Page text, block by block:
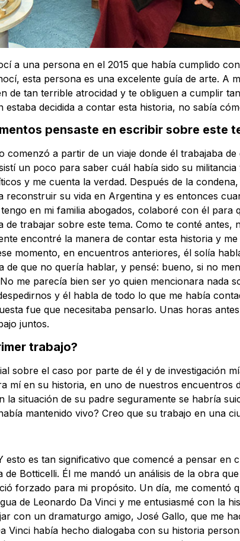
a una persona en el 2015 que había cumplido
esta persona es una excelente guía de arte. A
de tan terrible atrocidad y te obliguen a cumplir
estaba decidida a contar esta historia, no sabía
pensaste en escribir sobre este
comenzó a partir de un viaje donde él trabajaba
un poco para saber cuál había sido su
y me cuenta la verdad. Después de la
reconstruir su vida en Argentina y es entonces
en mi familia abogados, colaboré con él para
de trabajar sobre este tema. Como te conté
encontré la manera de contar esta historia y
momento, en encuentros anteriores, él solía
de que no quería hablar, y pensé: bueno, si no
me parecía bien ser yo quien mencionara nada
y él habla de todo lo que me había
fue que necesitaba pensarlo. Unas horas
juntos.
trabajo?
sobre el caso por parte de él y de investigación
mí en su historia, en uno de nuestros encuentros
la situación de su padre seguramente se habría
mantenido vivo? Creo que su trabajo en una
esto es tan significativo que comencé a pensar
de Botticelli. Él me mandó un análisis de la obra
forzado para mi propósito. Un día, me comentó
de Leonardo Da Vinci y me entusiasmé con la
con un dramaturgo amigo, José Gallo, que me
Vinci había hecho dialogaba con su historia